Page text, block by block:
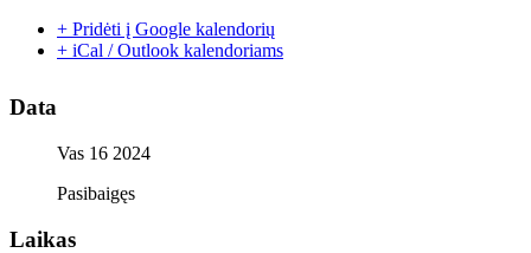
+ Pridėti į Google kalendorių
+ iCal / Outlook kalendoriams
Data
Vas 16 2024
Pasibaigęs
Laikas